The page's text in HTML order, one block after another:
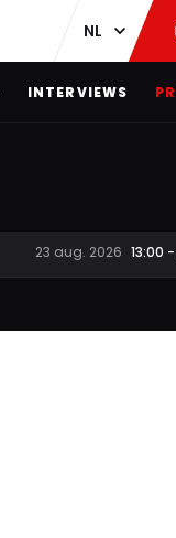
INTERVIEWS
23 aug. 2026 13:00 -